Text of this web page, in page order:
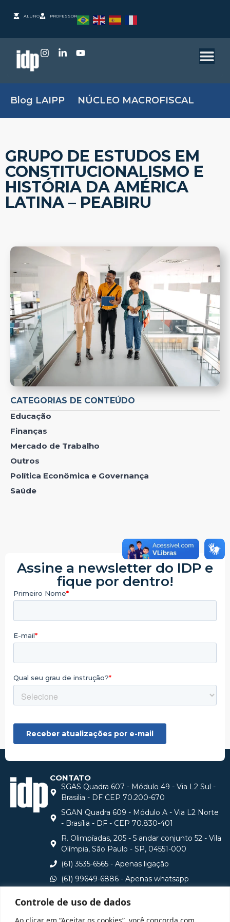
Controle de uso de dados
Ao clicar em “Aceitar os cookies”, você concorda com
ALUNO PROFESSOR
Blog LAIPP NÚCLEO MACROFISCAL
GRUPO DE ESTUDOS EM
CONSTITUCIONALISMO E
HISTÓRIA DA AMÉRICA
LATINA – PEABIRU
CATEGORIAS DE CONTEÚDO
Educação
Finanças
Mercado de Trabalho
Outros
Política Econômica e Governança
Saúde
Assine a newsletter do IDP e
fique por dentro!
CONTATO
SGAS Quadra 607 - Módulo 49 - Via L2 Sul -
Brasilia - DF CEP 70.200-670
SGAN Quadra 609 - Módulo A - Via L2 Norte
- Brasília - DF - CEP 70.830-401
R. Olimpíadas, 205 - 5 andar conjunto 52 - Vila
Olímpia, São Paulo - SP, 04551-000
(61) 3535-6565 - Apenas ligação
(61) 99649-6886 - Apenas whatsapp
Consulte aqui o cadastro da Instituição no Sistema e-